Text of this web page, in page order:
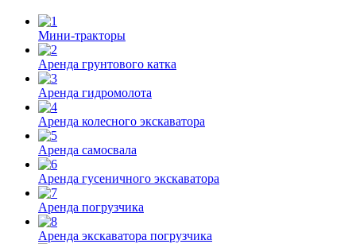
Мини-тракторы
Аренда грунтового катка
Аренда гидромолота
Аренда колесного экскаватора
Аренда самосвала
Аренда гусеничного экскаватора
Аренда погрузчика
Аренда экскаватора погрузчика